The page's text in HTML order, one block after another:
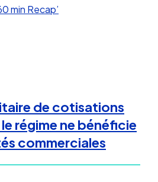
min Recap’
de cotisations
régime ne bénéficie
commerciales